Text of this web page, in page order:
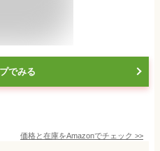
でみる
価格と在庫をAmazonでチェック >>